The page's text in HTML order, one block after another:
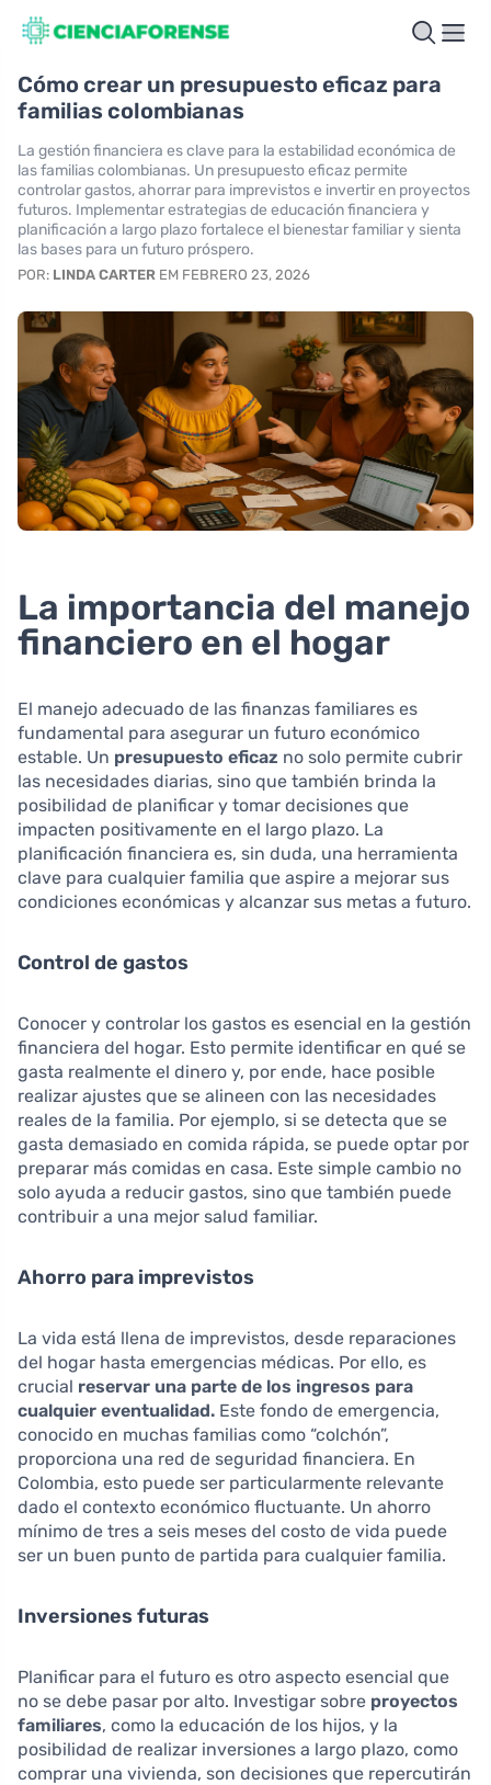
Cómo crear un presupuesto eficaz para
familias colombianas
La gestión financiera es clave para la estabilidad económica de
las familias colombianas. Un presupuesto eficaz permite
controlar gastos, ahorrar para imprevistos e invertir en proyectos
futuros. Implementar estrategias de educación financiera y
planificación a largo plazo fortalece el bienestar familiar y sienta
las bases para un futuro próspero.
POR: LINDA CARTER EM FEBRERO 23, 2026
La importancia del manejo
financiero en el hogar
El manejo adecuado de las finanzas familiares es
fundamental para asegurar un futuro económico
estable. Un presupuesto eficaz no solo permite cubrir
las necesidades diarias, sino que también brinda la
posibilidad de planificar y tomar decisiones que
impacten positivamente en el largo plazo. La
planificación financiera es, sin duda, una herramienta
clave para cualquier familia que aspire a mejorar sus
condiciones económicas y alcanzar sus metas a futuro.
Control de gastos
Conocer y controlar los gastos es esencial en la gestión
financiera del hogar. Esto permite identificar en qué se
gasta realmente el dinero y, por ende, hace posible
realizar ajustes que se alineen con las necesidades
reales de la familia. Por ejemplo, si se detecta que se
gasta demasiado en comida rápida, se puede optar por
preparar más comidas en casa. Este simple cambio no
solo ayuda a reducir gastos, sino que también puede
contribuir a una mejor salud familiar.
Ahorro para imprevistos
La vida está llena de imprevistos, desde reparaciones
del hogar hasta emergencias médicas. Por ello, es
crucial reservar una parte de los ingresos para
cualquier eventualidad. Este fondo de emergencia,
conocido en muchas familias como “colchón”,
proporciona una red de seguridad financiera. En
Colombia, esto puede ser particularmente relevante
dado el contexto económico fluctuante. Un ahorro
mínimo de tres a seis meses del costo de vida puede
ser un buen punto de partida para cualquier familia.
Inversiones futuras
Planificar para el futuro es otro aspecto esencial que
no se debe pasar por alto. Investigar sobre proyectos
familiares, como la educación de los hijos, y la
posibilidad de realizar inversiones a largo plazo, como
comprar una vivienda, son decisiones que repercutirán